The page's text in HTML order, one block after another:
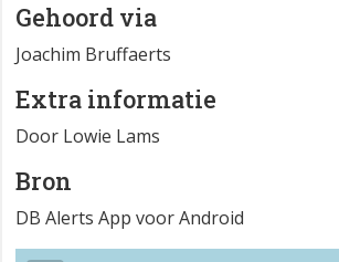
Gehoord via
Joachim Bruffaerts
Extra informatie
Door Lowie Lams
Bron
DB Alerts App voor Android